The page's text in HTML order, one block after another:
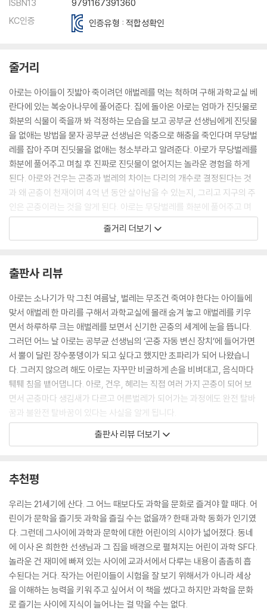
ISBN13
9791167391360
KC인증
인증유형 : 적합성확인
줄거리
아로는 아이들이 짓밟아 죽이려던 애벌레를 먹는 척하며 구해 과학교실 베
란다에 있는 복숭아나무에 풀어준다. 집에 돌아온 아로는 엄마가 진딧물로
화분의 식물이 죽을까 봐 걱정하는 모습을 보고 공부균 선생님에게 진딧물
을 없애는 방법을 묻자 공부균 선생님은 익충으로 해충을 죽인다며 무당벌
레를 잡아 주며 진딧물을 없애는 청소부라고 알려준다. 아로가 무당벌레를
화분에 풀어주고 며칠 후 진짜로 진딧물이 없어지는 놀라운 경험을 하게
된다. 아로와 건우는 곤충과 벌레의 차이는 다리의 개수로 결정된다는 것
과 왜 곤충이 천재이며 4억 년 동안 살아남을 수 있는지, 그리고 지구의 주
인은 곤충이라는 것을 알게 된다. 아로는 무당벌레를 화분에 풀어주고 며
칠 후 진짜로 진딧물이 없어지는 놀라운 경험을 하게 된다.
로 사물을 본다는 것을 알게 된다. 다시 곤충 자동 변신 장치에 들어간 아로
건우 혜리 공부균 선생님은 곤충의 더듬이가 생기고 각각 어떤 곤충의 더
듬이인지 맞히고 더듬이가 방향, 소리, 맛을 느낄 수 있다는 것을 알게 된
다. 네 사람의 입이 곤충의 입으로 변했다. 파리의 입이 된 아로는 먹을 때
자꾸만 침을 뱉고 파리가 왜 침을 뱉는지 알게 된다. 곤충은 식량 생산과 생
태계를 보전하는 역할을 하는데 기후변화와 환경 오염으로 해마다 2.5%
씩 줄어들고 있다.
꼬물이를 보기 위해 과학교실에 간 아로는 아빠 병간호하는 혜리에게 자기
가 돌아올 때까지 청소해 놓으라는 얘기를 듣지만 꼬물이에게 복숭아잎을
먹이고 학교생활 얘기를 하고 쇼파에서 숙제를 보다 잠이 든다. 혜리의 목
소리에 잠이 깬 아로는 혜리에게 혼이 날 줄 알았는데 청소를 너무 잘했다
고 칭찬을 받는다. 아로는 어리둥절했지만 직접 곤충을 관찰해야겠다고 생
아 주겠다고 한다.
사람 앞에서 먼저 가는 길앞잡이란 곤충에 대해서도 알려준다. 풍뎅이가
나무 진액 먹는 것을 보고 육식 곤충과 초식 곤충에 대해 알려주고 곤충이
시체, 사체를 먹는다고 알려준다. 아로는 연두를 만나 달산으로 갔다. 개울
물 속에 사는 날도래 애벌레가 여러 가지 모양으로 집을 지으며 맑은 물에
서만 산다는 것을 알게 된다. 도롱이 나방이 지은 도롱이도 보게 된다. 애벌
레가 자신을 보호하기 위해 똥처럼 보이게 하고 또 냄새 뿔로 고약한 냄새
를 피워 천적이 달아나게 한다는 것을 배운다.
줄거리 더보기
출판사 리뷰
아로는 소나기가 막 그친 여름날, 벌레는 무조건 죽여야 한다는 아이들에
맞서 애벌레 한 마리를 구해서 과학교실에 몰래 숨겨 놓고 애벌레를 키우
면서 하루하루 크는 애벌레를 보면서 신기한 곤충의 세계에 눈을 뜹니다.
그러던 어느 날 아로는 공부균 선생님의 ‘곤충 자동 변신 장치’에 들어가면
서 뿔이 달린 장수풍뎅이가 되고 싶다고 했지만 초파리가 되어 나왔습니
다. 그러지 않으려 해도 아로는 자꾸만 비굴하게 손을 비벼대고, 음식마다
퉤퉤 침을 뱉어댑니다. 아로, 건우, 혜리는 직접 여러 가지 곤충이 되어 보
면서 곤충마다 생김새가 다르고 어른벌레가 되어가는 과정에도 완전 탈바
꿈과 불완전 탈바꿈이 있다는 사실을 알게 됩니다.
그런데 호기심이 많은 아로에게 말 못 할 고민이 생깁니다. 피부가 하얗고
버린 것입니다. 과연 연두에게 무슨 일이 일어난 것일까요? 『몹시도 수상
쩍다-6권 곤충은 천재다』에서는 초등 과정에서 알아야 하는 곤충에 대한
모든 것을 재미있는 이야기 안에서 지구의 주인이 왜 사람이 아니고 곤충
인지, 벌레와 연두는 무슨 관계인지, 곤충은 왜 천재인지, 곤충이 왜 지구
를 지키는 청소부인지. 직접 곤충이 되어 자연스럽게 배울 수 있습니다.
초등학교 과학 교과서의 필수 주제를 알기 쉽고 재밌게 이야기하는 공부균
선생님의 과학교실은 엉뚱하고 발랄한 상상력을 기반으로 끝없는 호기심
과 도전정신으로 곤충이 되어 세상 모든 곤충에 대해 알게 도와줍니다. 특
출판사 리뷰 더보기
추천평
우리는 21세기에 산다. 그 어느 때보다도 과학을 문화로 즐겨야 할 때다. 어
린이가 문학을 즐기듯 과학을 즐길 수는 없을까? 한때 과학 동화가 인기였
다. 그런데 그사이에 과학과 문학에 대한 어린이의 시야가 넓어졌다. 동네
에 이사 온 희한한 선생님과 그 집을 배경으로 펼쳐지는 어린이 과학 SF다.
놀라운 건 재미에 빠져 있는 사이에 교과서에서 다루는 내용이 촘촘히 흡
수된다는 거다. 작가는 어린이들이 시험을 잘 보기 위해서가 아니라 세상
을 이해하는 능력을 키워 주고 싶어서 이 책을 썼다고 하지만 과학을 문화
로 즐기는 사이에 지식이 늘어나는 걸 막을 수는 없다.